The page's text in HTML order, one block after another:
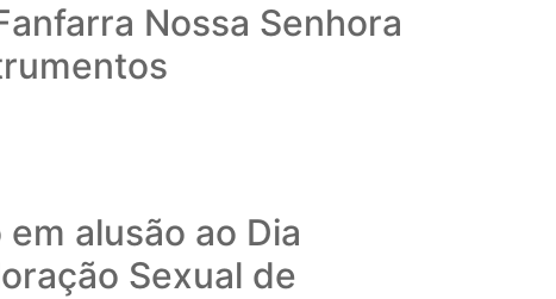
Nossa Senhora
alusão ao Dia
Sexual de